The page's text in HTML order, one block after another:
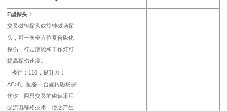
E型探头：
交叉磁轭探头或旋转磁场探
头，可一次全方位复合磁化
探伤，行走滚轮和工作灯可
提高探伤速度。
极距：110，提升力：
AC≥8。配备一台旋转磁场探
伤仪，两只交叉的磁轭采用
交流电移相技术，使之产生